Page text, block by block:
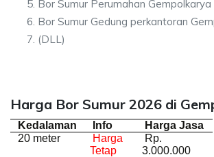
Bor Sumur Perumahan Gempolkarya
Bor Sumur Gedung perkantoran
(DLL)
Harga Bor Sumur 2026 di
Kedalaman Info
Harga Jasa
20 meter
Harga
Tetap
Rp.
3.000.000